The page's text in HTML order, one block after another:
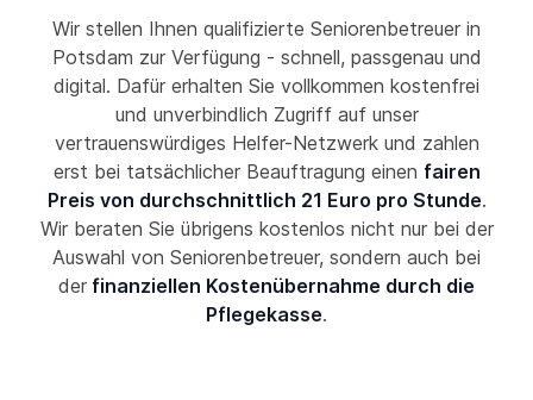
Wir stellen Ihnen qualifizierte Seniorenbetreuer in
Potsdam zur Verfügung - schnell, passgenau und
digital. Dafür erhalten Sie vollkommen kostenfrei
und unverbindlich Zugriff auf unser
vertrauenswürdiges Helfer-Netzwerk und zahlen
erst bei tatsächlicher Beauftragung einen fairen
Preis von durchschnittlich 21 Euro pro Stunde.
Wir beraten Sie übrigens kostenlos nicht nur bei der
Auswahl von Seniorenbetreuer, sondern auch bei
der finanziellen Kostenübernahme durch die
Pflegekasse.